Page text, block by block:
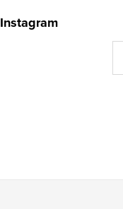
uInstagram